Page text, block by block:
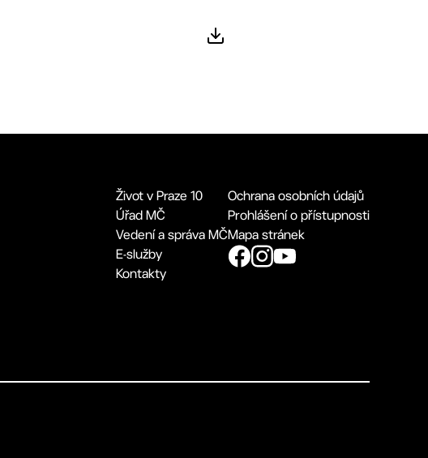
Život v Praze 10
Úřad MČ
Vedení a správa MČ
E-služby
Kontakty
Ochrana osobních údajů
Prohlášení o přístupnosti
Mapa stránek